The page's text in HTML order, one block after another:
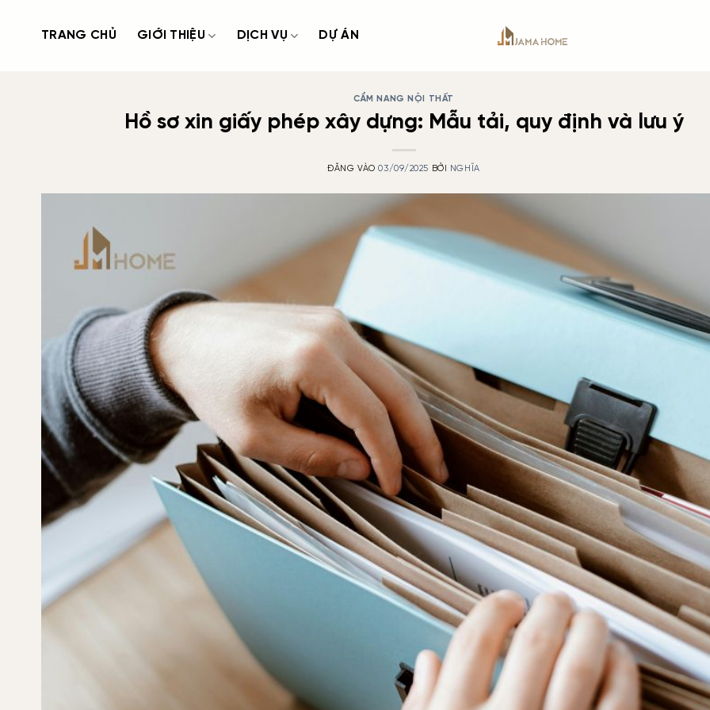
TRANG CHỦ GIỚI THIỆU DỊCH VỤ DỰ ÁN
CẨM NANG NỘI THẤT
Hồ sơ xin giấy phép xây dựng: Mẫu tải, quy định và lưu ý
ĐĂNG VÀO03/09/2025 BỞI NGHĨA